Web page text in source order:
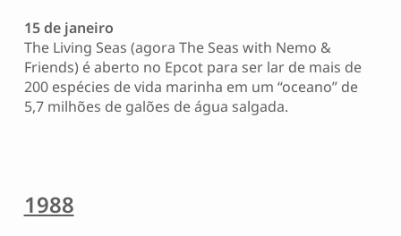
15 de janeiro
The Living Seas (agora The Seas with Nemo &
Friends) é aberto no Epcot para ser lar de mais de
200 espécies de vida marinha em um “oceano” de
5,7 milhões de galões de água salgada.
1988